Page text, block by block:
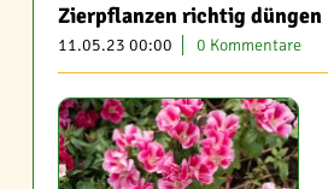
Zierpflanzen richtig düngen
11.05.23 00:00 0 Kommentare